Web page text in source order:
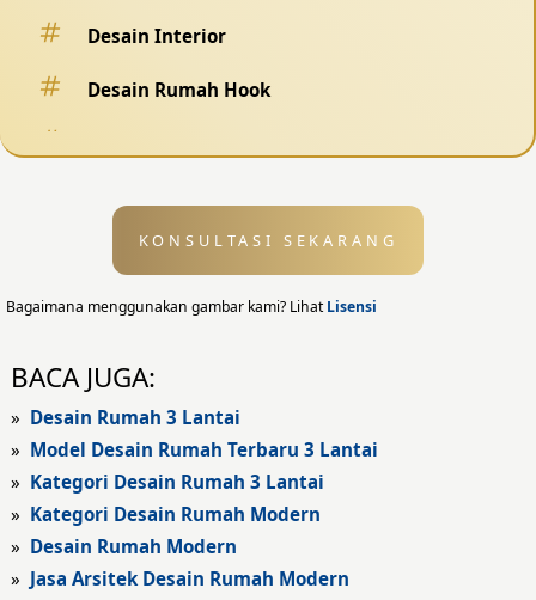
Desain Interior
Desain Rumah Hook
Desain Eksterior
Desain Eksterior Rumah
Desain Rumah Modern
Fasad Rumah Modern
Fasad Kantor
KONSULTASI SEKARANG
Bagaimana menggunakan gambar kami? LihatLisensi
BACA JUGA:
» Desain Rumah 3 Lantai
» Model Desain Rumah Terbaru 3 Lantai
» Kategori Desain Rumah 3 Lantai
» Kategori Desain Rumah Modern
» Desain Rumah Modern
» Jasa Arsitek Desain Rumah Modern